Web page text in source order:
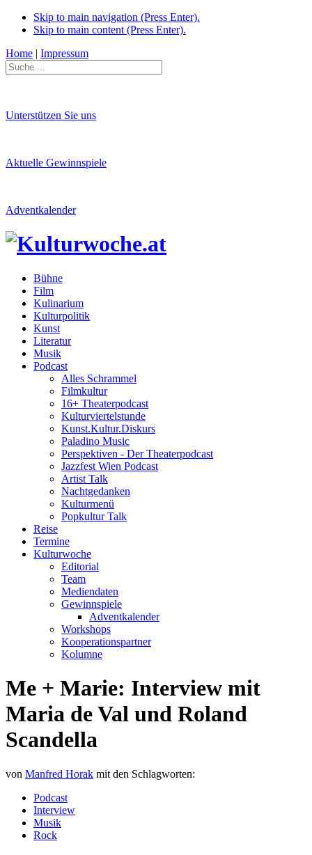
Skip to main navigation (Press Enter).
Skip to main content (Press Enter).
Home | Impressum
Unterstützen Sie uns
Aktuelle Gewinnspiele
Adventkalender
Bühne
Film
Kulinarium
Kulturpolitik
Kunst
Literatur
Musik
Podcast
Alles Schrammel
Filmkultur
16+ Theaterpodcast
Kulturviertelstunde
Kunst.Kultur.Diskurs
Paladino Music
Perspektiven - Der Theaterpodcast
Jazzfest Wien Podcast
Artist Talk
Nachtgedanken
Kulturmenü
Popkultur Talk
Reise
Termine
Kulturwoche
Editorial
Team
Mediendaten
Gewinnspiele
Adventkalender
Workshops
Kooperationspartner
Kolumne
Me + Marie: Interview mit
Maria de Val und Roland
Scandella
von Manfred Horak mit den Schlagworten:
Podcast
Interview
Musik
Rock